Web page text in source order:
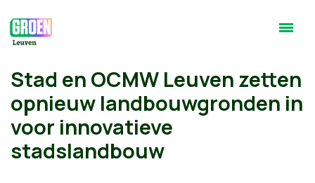
Stad en OCMW Leuven zetten
opnieuw landbouwgronden in
voor innovatieve
stadslandbouw